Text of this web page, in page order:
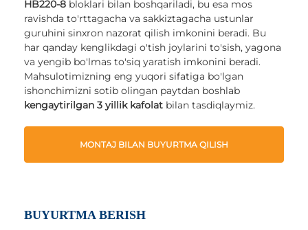
HB220-8 bloklari bilan boshqariladi, bu esa mos
ravishda to'rttagacha va sakkiztagacha ustunlar
guruhini sinxron nazorat qilish imkonini beradi. Bu
har qanday kenglikdagi o'tish joylarini to'sish, yagona
va yengib bo'lmas to'siq yaratish imkonini beradi.
Mahsulotimizning eng yuqori sifatiga bo'lgan
ishonchimizni sotib olingan paytdan boshlab
kengaytirilgan 3 yillik kafolat bilan tasdiqlaymiz.
MONTAJ BILAN BUYURTMA QILISH
BUYURTMA BERISH